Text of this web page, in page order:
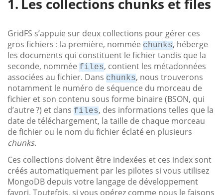
Les collections chunks et files
GridFS s’appuie sur deux collections pour gérer ces
gros fichiers : la première, nommée chunks, héberge
les documents qui constituent le fichier tandis que la
seconde, nommée files, contient les métadonnées
associées au fichier. Dans chunks, nous trouverons
notamment le numéro de séquence du morceau de
fichier et son contenu sous forme binaire (BSON, qui
d’autre ?) et dans files, des informations telles que la
date de téléchargement, la taille de chaque morceau
de fichier ou le nom du fichier éclaté en plusieurs
chunks.
Ces collections doivent être indexées et ces index sont
créés automatiquement par les pilotes si vous utilisez
MongoDB depuis votre langage de développement
favori. Toutefois, si vous opérez comme nous le faisons